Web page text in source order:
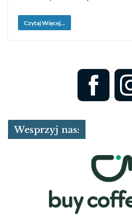
Czytaj Więcej...
Wesprzyj nas: